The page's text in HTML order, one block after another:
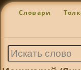
Словари